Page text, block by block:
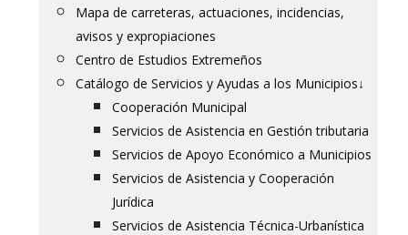
Mapa de carreteras, actuaciones, incidencias,
avisos y expropiaciones
Centro de Estudios Extremeños
Catálogo de Servicios y Ayudas a los Municipios↓
Cooperación Municipal
Servicios de Asistencia en Gestión tributaria
Servicios de Apoyo Económico a Municipios
Servicios de Asistencia y Cooperación
Jurídica
Servicios de Asistencia Técnica-Urbanística